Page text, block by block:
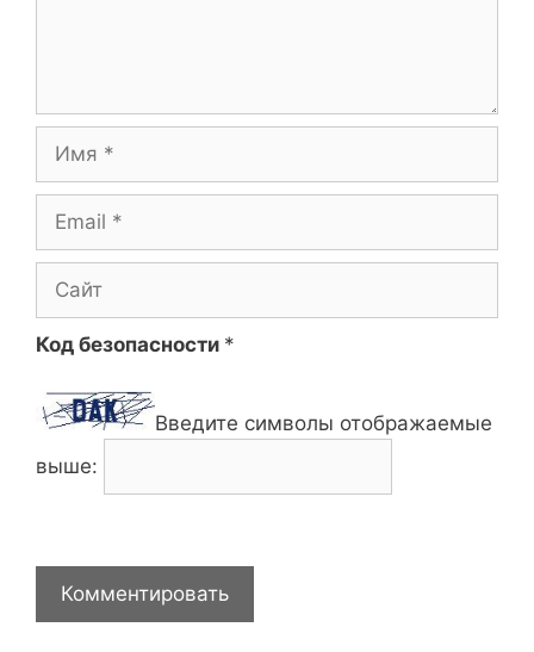
Имя
Email
Сайт
Код безопасности *
Введите символы отображаемые
выше: